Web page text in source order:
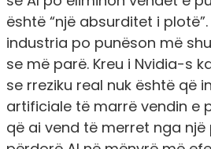
është “një absurditet i
industria po punëson më
se më parë. Kreu i Nvidia-s
se rreziku real nuk është që
artificiale të marrë vendin e
që ai vend të merret nga